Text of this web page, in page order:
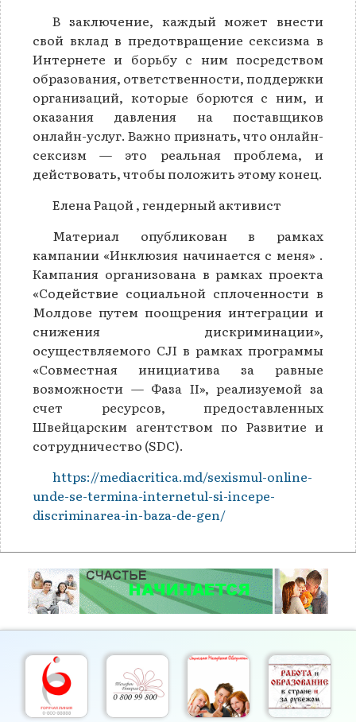
В заключение, каждый может внести
свой вклад в предотвращение сексизма в
Интернете и борьбу с ним посредством
образования, ответственности, поддержки
организаций, которые борются с ним, и
оказания давления на поставщиков
онлайн-услуг. Важно признать, что онлайн-
сексизм — это реальная проблема, и
действовать, чтобы положить этому конец.
Елена Рацой , гендерный активист
Материал опубликован в рамках
кампании «Инклюзия начинается с меня» .
Кампания организована в рамках проекта
«Содействие социальной сплоченности в
Молдове путем поощрения интеграции и
снижения дискриминации»,
осуществляемого CJI в рамках программы
«Совместная инициатива за равные
возможности — Фаза II», реализуемой за
счет ресурсов, предоставленных
Швейцарским агентством по Развитие и
сотрудничество (SDC).
https://mediacritica.md/sexismul-online-
unde-se-termina-internetul-si-incepe-
discriminarea-in-baza-de-gen/